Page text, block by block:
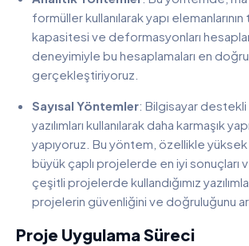
formüller kullanılarak yapı elemanlarının
kapasitesi ve deformasyonları
deneyimiyle bu hesaplamaları en
gerçekleştiriyoruz.
Sayısal Yöntemler: Bilgisayar
yazılımları kullanılarak daha karmaşık
yapıyoruz. Bu yöntem, özellikle yüksek
büyük çaplı projelerde en iyi sonuçları
çeşitli projelerde kullandığımız
projelerin güvenliğini ve doğruluğunu
Proje Uygulama Süreci